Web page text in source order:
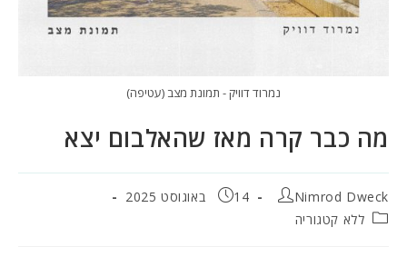
נמרוד דוויק - תמונת מצב (עטיפה)
מה כבר קרה מאז שהאלבום יצא
מחבר:
Nimrod Dweck פורסם:
14 באוגוסט 2025
קטגוריה:ללא קטגוריה